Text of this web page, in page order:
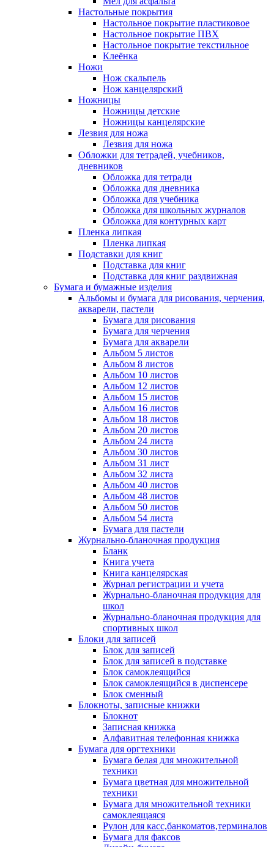
Настольные покрытия
Настольное покрытие пластиковое
Настольное покрытие ПВХ
Настольное покрытие текстильное
Клеёнка
Ножи
Нож скальпель
Нож канцелярский
Ножницы
Ножницы детские
Ножницы канцелярские
Лезвия для ножа
Лезвия для ножа
Обложки для тетрадей, учебников,
дневников
Обложка для тетради
Обложка для дневника
Обложка для учебника
Обложка для школьных журналов
Обложка для контурных карт
Пленка липкая
Пленка липкая
Подставки для книг
Подставка для книг
Подставка для книг раздвижная
Бумага и бумажные изделия
Альбомы и бумага для рисования, черчения,
акварели, пастели
Бумага для рисования
Бумага для черчения
Бумага для акварели
Альбом 5 листов
Альбом 8 листов
Альбом 10 листов
Альбом 12 листов
Альбом 15 листов
Альбом 16 листов
Альбом 18 листов
Альбом 20 листов
Альбом 24 листа
Альбом 30 листов
Альбом 31 лист
Альбом 32 листа
Альбом 40 листов
Альбом 48 листов
Альбом 50 листов
Альбом 54 листа
Бумага для пастели
Журнально-бланочная продукция
Бланк
Книга учета
Книга канцелярская
Журнал регистрации и учета
Журнально-бланочная продукция для
школ
Журнально-бланочная продукция для
спортивных школ
Блоки для записей
Блок для записей
Блок для записей в подставке
Блок самоклеящийся
Блок самоклеящийся в диспенсере
Блок сменный
Блокноты, записные книжки
Блокнот
Записная книжка
Алфавитная телефонная книжка
Бумага для оргтехники
Бумага белая для множительной
техники
Бумага цветная для множительной
техники
Бумага для множительной техники
самоклеящаяся
Рулон для касс,банкоматов,терминалов
Бумага для факсов